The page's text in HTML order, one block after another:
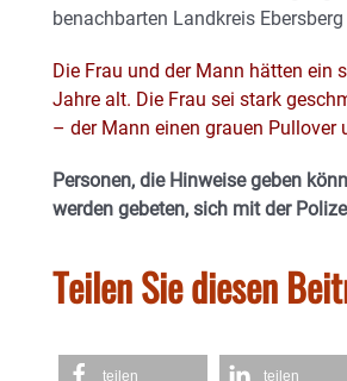
benachbarten Landkreis
Die Frau und der Mann hätten ein
Jahre alt. Die Frau sei stark
– der Mann einen grauen Pullover
Personen, die Hinweise geben
werden gebeten, sich mit der
Teilen Sie diesen
teilen teilen